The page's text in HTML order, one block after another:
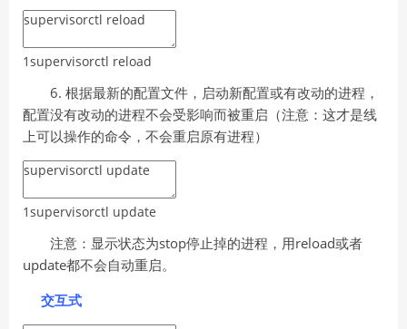
1supervisorctl reload
6. 根据最新的配置文件，启动新配置或有改动的进程，
配置没有改动的进程不会受影响而被重启（注意：这才是线
上可以操作的命令，不会重启原有进程）
1supervisorctl update
注意：显示状态为stop停止掉的进程，用reload或者
update都不会自动重启。
交互式